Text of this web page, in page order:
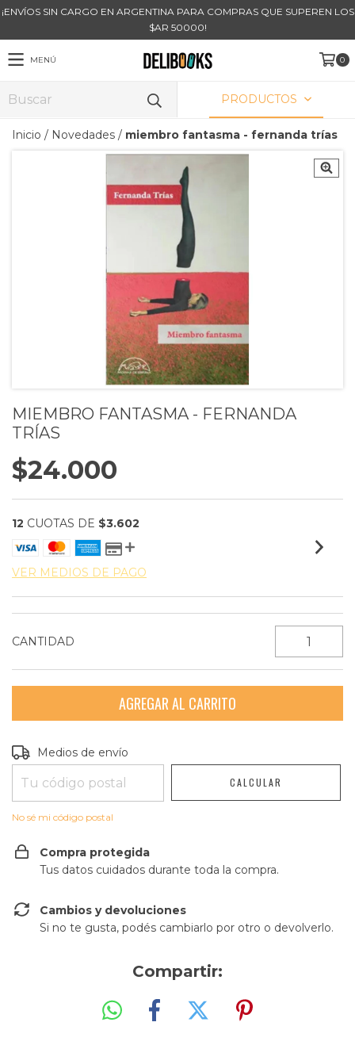
¡ENVÍOS SIN CARGO EN ARGENTINA PARA COMPRAS QUE SUPEREN LOS
$AR 50000!
MENÚ 0
PRODUCTOS
Inicio / Novedades / miembro fantasma - fernanda trías
MIEMBRO FANTASMA - FERNANDA
TRÍAS
$24.000
12 CUOTAS DE $3.602
VER MEDIOS DE PAGO
CANTIDAD
Entregas para el CP:
Medios de envío
CALCULAR
No sé mi código postal
Compra protegida
Tus datos cuidados durante toda la compra.
Cambios y devoluciones
Si no te gusta, podés cambiarlo por otro o devolverlo.
Compartir: